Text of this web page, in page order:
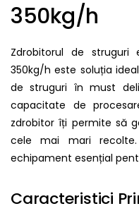
350kg/h
Zdrobitorul de struguri
350kg/h este soluția
de struguri în must
capacitate de
zdrobitor îți permite să
cele mai mari recolte.
echipament esențial
Caracteristici